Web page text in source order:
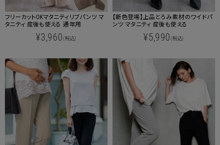
フリーカットOKマタニティリブパンツ マ
タニティ 産後も使える 通年用
¥3,960 (税込)
【新色登場】上品とろみ素材のワイドパ
ンツ マタニティ 産後も使える
¥5,990 (税込)